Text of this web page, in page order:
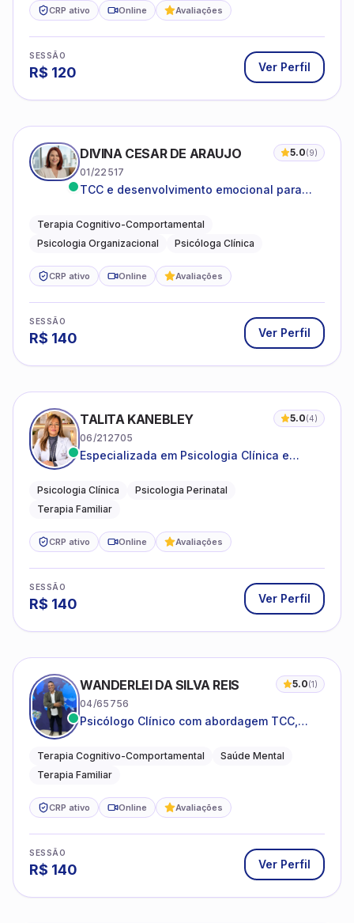
CRP ativo Online Avaliações
SESSÃO
R$ 120 Ver Perfil
DIVINA CESAR DE ARAUJO 5.0(9)
01/22517
TCC e desenvolvimento emocional para
Terapia Cognitivo-Comportamental
Psicologia Organizacional
Psicóloga Clínica
CRP ativo Online Avaliações
SESSÃO
R$ 140 Ver Perfil
TALITA KANEBLEY 5.0(4)
06/212705
Especializada em Psicologia Clínica e
famílias
Psicologia Clínica
Psicologia Perinatal
Terapia Familiar
CRP ativo Online Avaliações
SESSÃO
R$ 140 Ver Perfil
WANDERLEI DA SILVA REIS 5.0(1)
04/65756
Psicólogo Clínico com abordagem TCC,
sistêmica
Terapia Cognitivo-Comportamental
Saúde Mental
Terapia Familiar
CRP ativo Online Avaliações
SESSÃO
R$ 140 Ver Perfil